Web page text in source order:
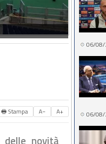
🖶 Stampa A− A+
novità
06/08/
06/08/